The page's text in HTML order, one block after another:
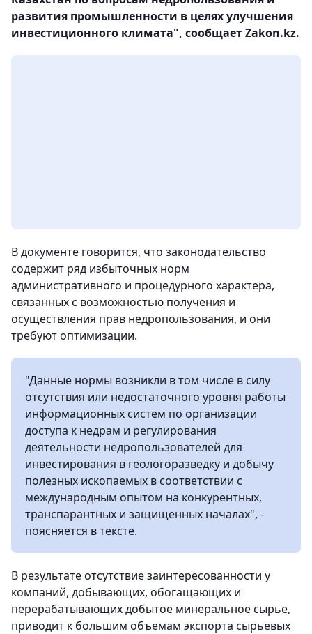
развития промышленности в целях улучшения
инвестиционного климата", сообщает Zakon.kz.
В документе говорится, что законодательство
содержит ряд избыточных норм
административного и процедурного характера,
связанных с возможностью получения и
осуществления прав недропользования, и они
требуют оптимизации.
"Данные нормы возникли в том числе в силу
отсутствия или недостаточного уровня работы
информационных систем по организации
доступа к недрам и регулирования
деятельности недропользователей для
инвестирования в геологоразведку и добычу
полезных ископаемых в соответствии с
международным опытом на конкурентных,
транспарантных и защищенных началах", -
поясняется в тексте.
В результате отсутствие заинтересованности у
компаний, добывающих, обогащающих и
перерабатывающих добытое минеральное сырье,
приводит к большим объемам экспорта сырьевых